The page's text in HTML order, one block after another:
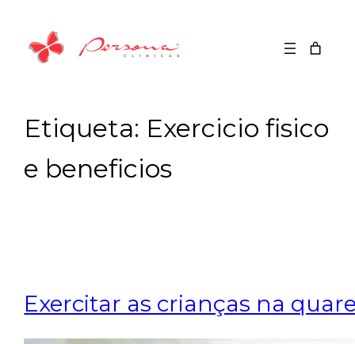
Etiqueta: Exercicio fisico
e beneficios
Exercitar as crianças na